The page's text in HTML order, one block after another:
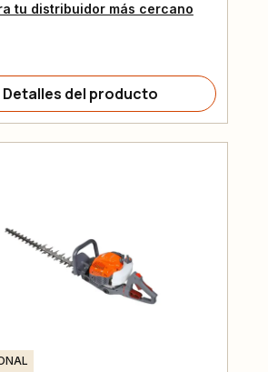
tu distribuidor más cercano
Detalles del producto